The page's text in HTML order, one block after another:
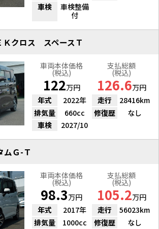
車検
車検整備
付
クロス スペースＴ
車両本体価格
(税込)
122万円
支払総額
(税込)
126.6万円
年式
2022年 走行
28416km
排気量
660cc 修復歴
なし
車検
2027/10
Ｇ-Ｔ
車両本体価格
(税込)
98.3万円
支払総額
(税込)
105.2万円
年式
2017年 走行
56023km
排気量
1000cc 修復歴
なし